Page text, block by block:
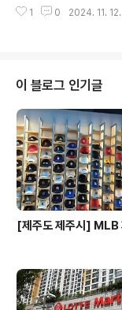
초, 양품, 곡물 등 - 규모 : 부
로 1412세화민속오일시장
라 장이 거의 그렇듯 제주
는 오일장이며, 상품의 종
※ 소개 정보 - 장서는날 : 매월 5, 10, 15, 20, 25, 30일 -
영업시간 :
청과물 / 수산물 / 약초 ..
1 0 2024. 11. 12.
이 블로그 인기글
[제주도 제주시] MLB